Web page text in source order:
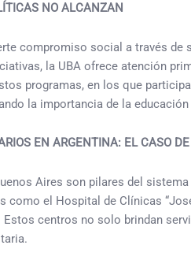
NO ALCANZAN
compromiso social a través
la UBA ofrece atención
programas, en los que
la importancia de la
EN ARGENTINA: EL CASO
Aires son pilares del
el Hospital de Clínicas
Estos centros no solo brindan